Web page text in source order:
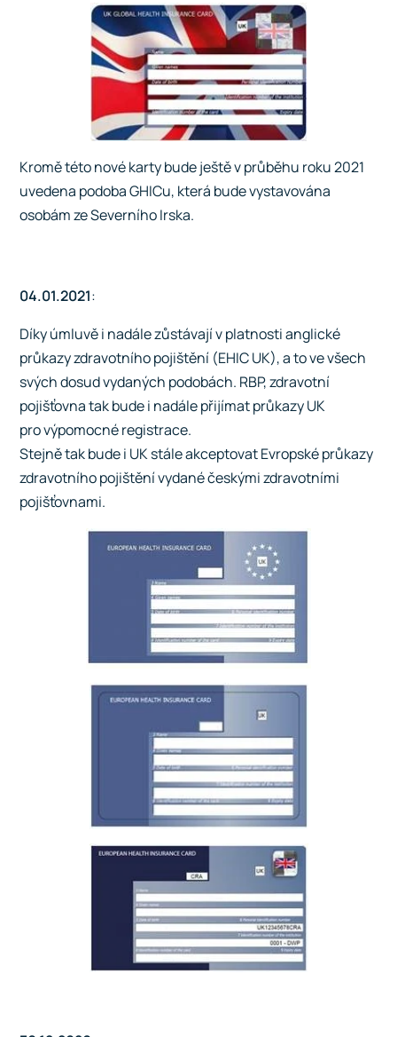
Kromě této nové karty bude ještě v průběhu roku 2021
uvedena podoba GHICu, která bude vystavována
osobám ze Severního Irska.
04.01.2021:
Díky úmluvě i nadále zůstávají v platnosti anglické
průkazy zdravotního pojištění (EHIC UK), a to ve všech
svých dosud vydaných podobách. RBP, zdravotní
pojišťovna tak bude i nadále přijímat průkazy UK
pro výpomocné registrace.
Stejně tak bude i UK stále akceptovat Evropské průkazy
zdravotního pojištění vydané českými zdravotními
pojišťovnami.